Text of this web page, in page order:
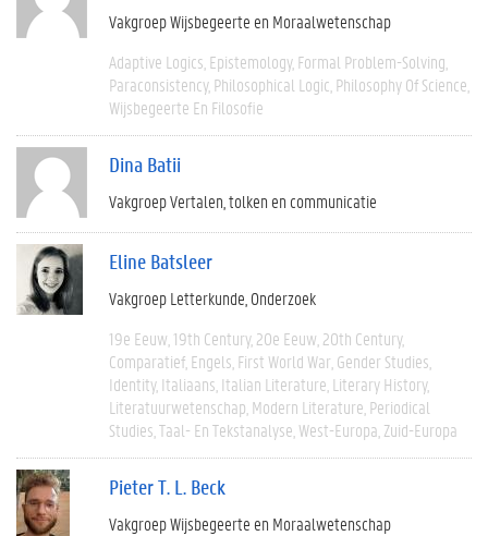
Vakgroep Wijsbegeerte en Moraalwetenschap
Adaptive Logics Epistemology Formal Problem-Solving
Paraconsistency Philosophical Logic Philosophy Of Science
Wijsbegeerte En Filosofie
Dina Batii
Vakgroep Vertalen, tolken en communicatie
Eline Batsleer
Vakgroep Letterkunde Onderzoek
19e Eeuw 19th Century 20e Eeuw 20th Century
Comparatief Engels First World War Gender Studies
Identity Italiaans Italian Literature Literary History
Literatuurwetenschap Modern Literature Periodical
Studies Taal- En Tekstanalyse West-Europa Zuid-Europa
Pieter T. L. Beck
Vakgroep Wijsbegeerte en Moraalwetenschap